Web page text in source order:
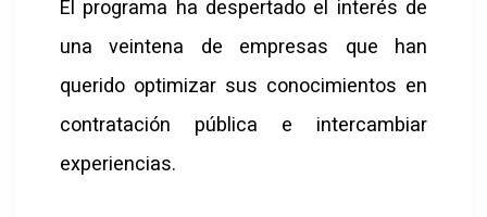
El programa ha despertado el interés de
una veintena de empresas que han
querido optimizar sus conocimientos en
contratación pública e intercambiar
experiencias.